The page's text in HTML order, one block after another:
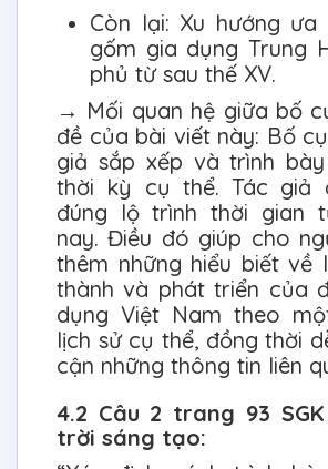
Còn lại: Xu hướng ưa
gốm gia dụng Trung
phủ từ sau thế XV.
→ Mối quan hệ giữa bố
đề của bài viết này: Bố
giả sắp xếp và trình
thời kỳ cụ thể. Tác giả
đúng lộ trình thời gian
nay. Điều đó giúp cho
thêm những hiểu biết về
thành và phát triển của
dụng Việt Nam theo
lịch sử cụ thể, đồng thời
cận những thông tin liên
4.2 Câu 2 trang 93 SGK
trời sáng tạo: